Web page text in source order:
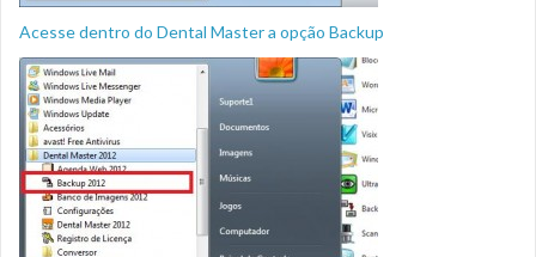
Acesse dentro do Dental Master a opção Backup